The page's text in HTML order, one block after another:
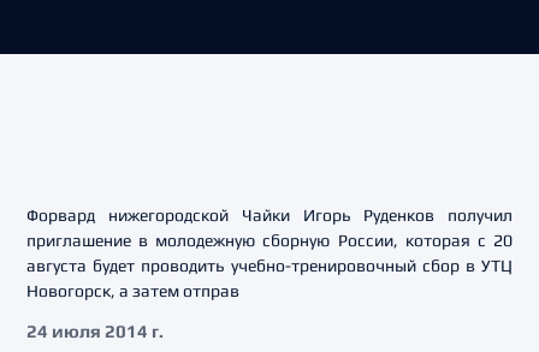
Форвард нижегородской Чайки Игорь Руденков получил
приглашение в молодежную сборную России, которая с 20
августа будет проводить учебно-тренировочный сбор в УТЦ
Новогорск, а затем отправ
24 июля 2014 г.